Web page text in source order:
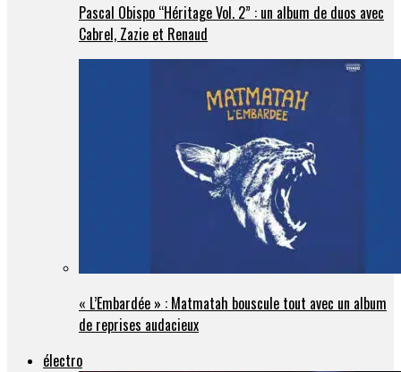
Pascal Obispo “Héritage Vol. 2” : un album de duos avec
Cabrel, Zazie et Renaud
« L’Embardée » : Matmatah bouscule tout avec un album
de reprises audacieux
électro